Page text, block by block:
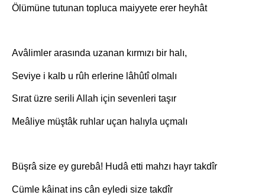
Ölümüne tutunan topluca maiyyete erer heyhât
Avâlimler arasında uzanan kırmızı bir halı,
Seviye i kalb u rûh erlerine lâhûtî olmalı
Sırat üzre serili Allah için sevenleri taşır
Meâliye müştâk ruhlar uçan halıyla uçmalı
Büşrâ size ey gurebâ! Hudâ etti mahzı hayr takdîr
Cümle kâinat ins cân eyledi size takdîr